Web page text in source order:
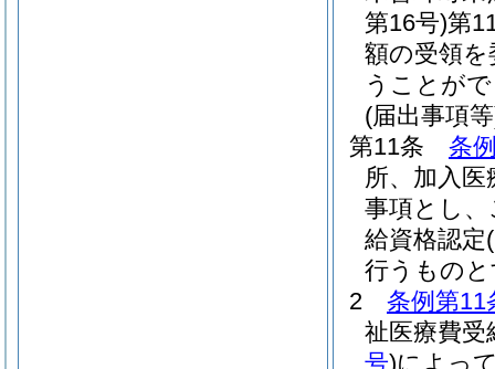
第16号)第
額の受領
うことが
(届出事項
第11条
条
所、加入
事項とし
給資格認定
行うもの
2
条例第11
祉医療費受
号)によっ